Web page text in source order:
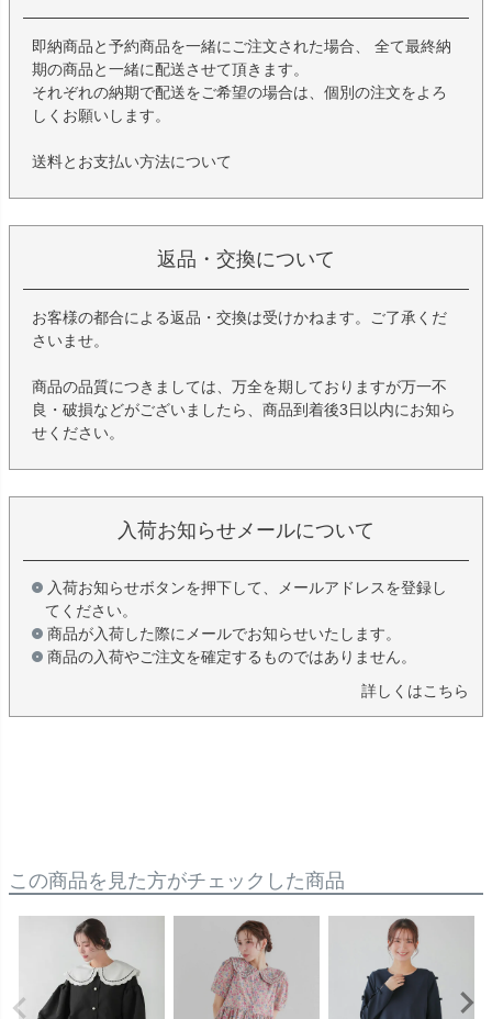
即納商品と予約商品を一緒にご注文された場合、 全て最終納
期の商品と一緒に配送させて頂きます。
それぞれの納期で配送をご希望の場合は、個別の注文をよろ
しくお願いします。
送料とお支払い方法について
返品・交換について
お客様の都合による返品・交換は受けかねます。ご了承くだ
さいませ。
商品の品質につきましては、万全を期しておりますが万一不
良・破損などがございましたら、商品到着後3日以内にお知ら
せください。
入荷お知らせメールについて
入荷お知らせボタンを押下して、メールアドレスを登録し
てください。
商品が入荷した際にメールでお知らせいたします。
商品の入荷やご注文を確定するものではありません。
詳しくはこちら
この商品を見た方がチェックした商品